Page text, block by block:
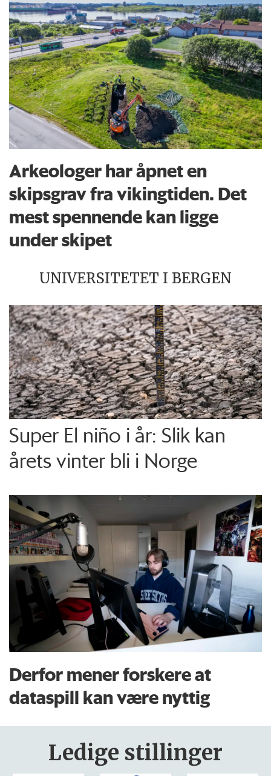
Arkeologer har åpnet en
skipsgrav fra vikingtiden. Det
mest spennende kan ligge
under skipet
UNIVERSITETET I BERGEN
Super El niño i år: Slik kan
årets vinter bli i Norge
Derfor mener forskere at
dataspill kan være nyttig
Ledige stillinger